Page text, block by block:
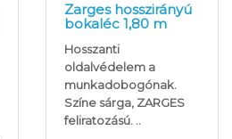
Zarges hosszirányú
bokaléc 1,80 m
Hosszanti
oldalvédelem a
munkadobogónak.
Színe sárga, ZARGES
feliratozású. ..